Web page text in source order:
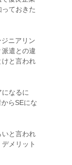
ておきた
ニアリン
遣との違
けと言われ
なるに
らSEにな
いと言われ
メリット